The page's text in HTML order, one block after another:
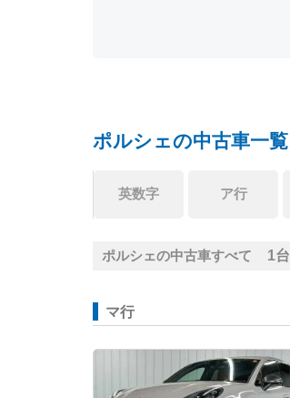
ポルシェの中古車一覧
英数字 ア行
ポルシェの中古車すべて 1台
マ行